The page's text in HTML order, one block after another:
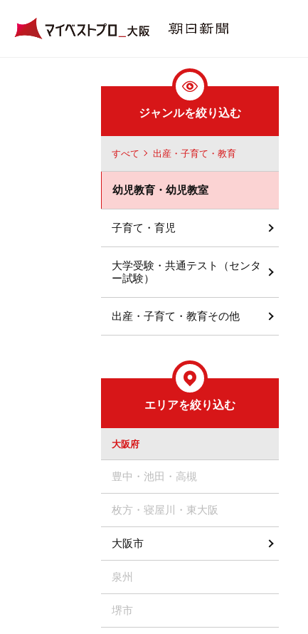
ジャンルを絞り込む
すべて 出産・子育て・教育
幼児教育・幼児教室
子育て・育児
大学受験・共通テスト（センタ
ー試験）
出産・子育て・教育その他
エリアを絞り込む
大阪府
豊中・池田・高槻
枚方・寝屋川・東大阪
大阪市
泉州
堺市